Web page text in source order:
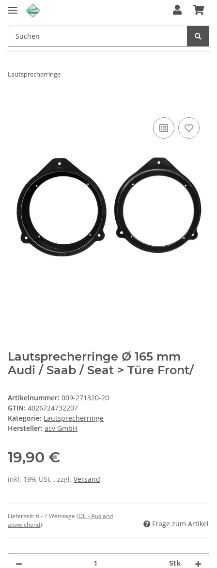
Lautsprecherringe
Lautsprecherringe Ø 165 mm
Audi / Saab / Seat > Türe Front/
Artikelnummer: 009-271320-20
GTIN: 4026724732207
Kategorie: Lautsprecherringe
Hersteller: acv GmbH
19,90 €
inkl. 19% USt. , zzgl. Versand
Lieferzeit:6 - 7 Werktage (DE - Ausland
abweichend)
Frage zum Artikel
Stk